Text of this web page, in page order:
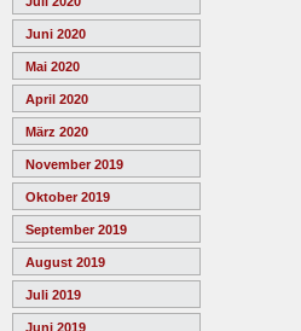
Juni 2020
Mai 2020
April 2020
März 2020
November 2019
Oktober 2019
September 2019
August 2019
Juli 2019
Juni 2019